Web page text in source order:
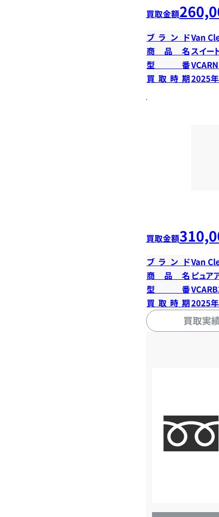
買取金額
ブランドVan
商品名スイー
型番
買取時期2025
買取金額
ブランドVan
商品名 ピュ
型番
買取時期2025
買取実